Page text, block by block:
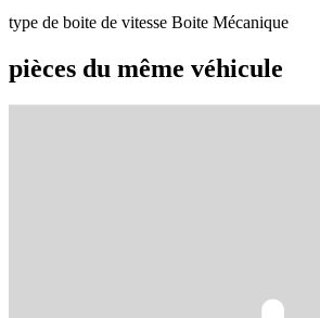
type de boite de vitesse Boite Mécanique
pièces du même véhicule